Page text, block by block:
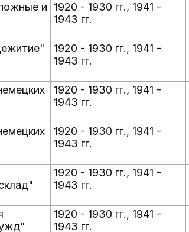
и
1920 - 1930 гг., 1941 -
1943 гг.
1920 - 1930 гг., 1941 -
1943 гг.
1920 - 1930 гг., 1941 -
1943 гг.
1920 - 1930 гг., 1941 -
1943 гг.
1920 - 1930 гг., 1941 -
1943 гг.
1920 - 1930 гг., 1941 -
1943 гг.